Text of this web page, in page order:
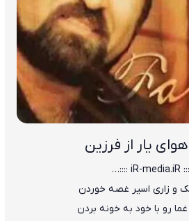
یار از فرزین
…::::
و زاری اسیر غصه خوردن
رو با خود به خونه بردن